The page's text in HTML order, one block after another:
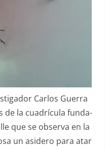
Car­los Guer­ra
de la cuadrícu­la fun­da­
que se obser­va en la
un asidero para atar